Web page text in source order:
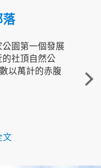
落
園第一個發展
社頂自然公
以萬計的赤腹
文
重
走進